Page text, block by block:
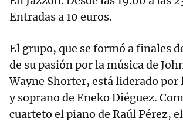
Entradas a 10 euros.
El grupo, que se formó a finales
de su pasión por la música de
Wayne Shorter, está liderado por
y soprano de Eneko Diéguez.
cuarteto el piano de Raúl Pérez,